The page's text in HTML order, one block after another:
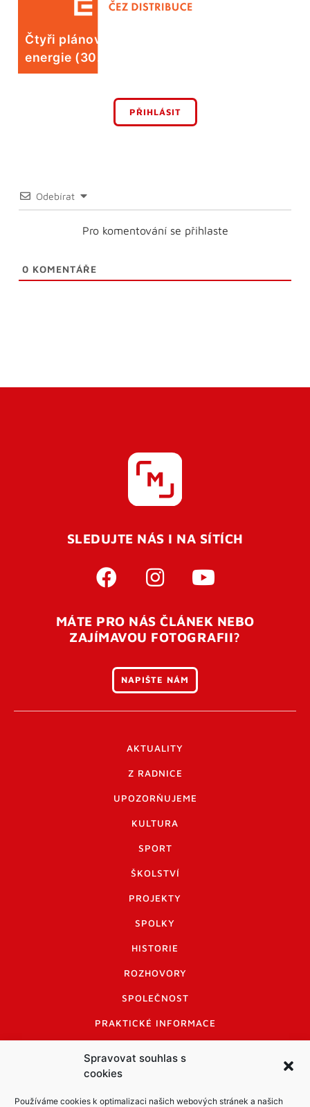
Spravovat souhlas s
cookies
Používáme cookies k optimalizaci našich webových stránek a našich
Čtyři plánované odstávky elektrické
energie (30. 7.)
PŘIHLÁSIT
Odebírat
Pro komentování se přihlaste
0 KOMENTÁŘE
SLEDUJTE NÁS I NA SÍTÍCH
MÁTE PRO NÁS ČLÁNEK NEBO
ZAJÍMAVOU FOTOGRAFII?
NAPIŠTE NÁM
AKTUALITY
Z RADNICE
UPOZORŇUJEME
KULTURA
SPORT
ŠKOLSTVÍ
PROJEKTY
SPOLKY
HISTORIE
ROZHOVORY
SPOLEČNOST
PRAKTICKÉ INFORMACE
INFORMACE A KODEX DISKUTUJÍCÍCH
LOGO A LOGO MANUÁL